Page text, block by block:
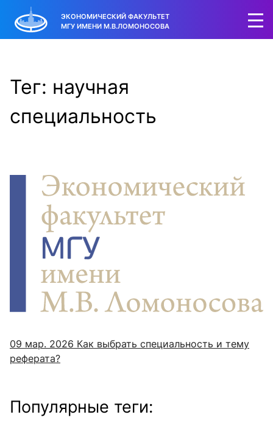
ЭКОНОМИЧЕСКИЙ ФАКУЛЬТЕТ
МГУ ИМЕНИ М.В.ЛОМОНОСОВА
Тег: научная
специальность
09 мар. 2026 Как выбрать специальность и тему
реферата?
Популярные теги: